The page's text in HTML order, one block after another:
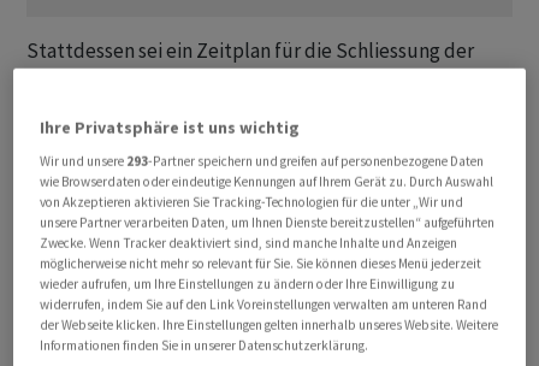
Stattdessen sei ein Zeitplan für die Schliessung der
Betriebsrat kündigte an, Unternehmensgründer und
Vorstand Ugur Sahin zur nächsten Verhandlungsrunde
über die Rettung der Arbeitsplätze einzuladen. «Wir
erwarten Fürsorge und Verantwortung von unserem
Vorstandsvorsitzenden statt Konfrontation und
Ignoranz.»
Fast 1.900 Arbeitsplätze betroffen
Ihre Privatsphäre ist uns wichtig
Wir und unsere 293-Partner speichern und greifen auf personenbezogene Daten
wie Browserdaten oder eindeutige Kennungen auf Ihrem Gerät zu. Durch Auswahl
von Akzeptieren aktivieren Sie Tracking-Technologien für die unter „Wir und
unsere Partner verarbeiten Daten, um Ihnen Dienste bereitzustellen“ aufgeführten
Zwecke. Wenn Tracker deaktiviert sind, sind manche Inhalte und Anzeigen
möglicherweise nicht mehr so relevant für Sie. Sie können dieses Menü jederzeit
wieder aufrufen, um Ihre Einstellungen zu ändern oder Ihre Einwilligung zu
widerrufen, indem Sie auf den Link Voreinstellungen verwalten am unteren Rand
der Webseite klicken. Ihre Einstellungen gelten innerhalb unseres Website. Weitere
Informationen finden Sie in unserer Datenschutzerklärung.